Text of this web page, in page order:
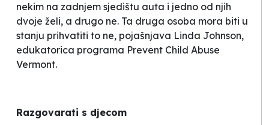
nekim na zadnjem sjedištu auta i jedno od njih
dvoje želi, a drugo ne. Ta druga osoba mora biti u
stanju prihvatiti to ne, pojašnjava Linda Johnson,
edukatorica programa Prevent Child Abuse
Vermont.
Razgovarati s djecom